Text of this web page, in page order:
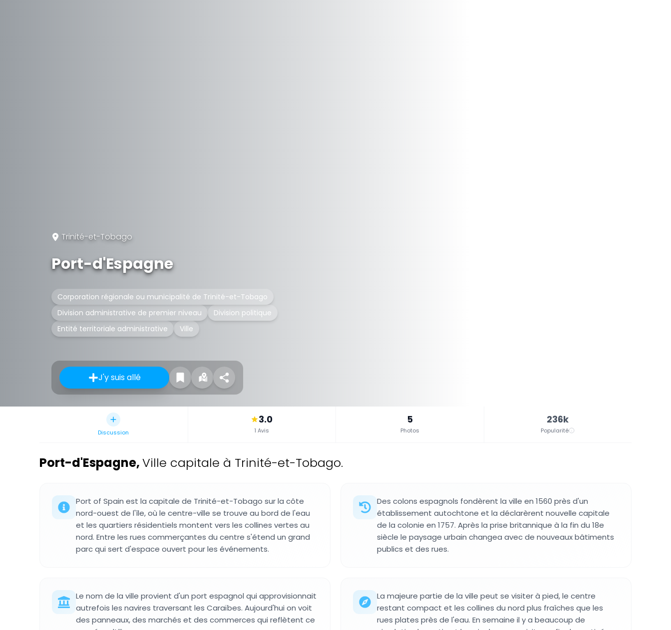
Trinité-et-Tobago
Port-d'Espagne
Corporation régionale ou municipalité de Trinité-et-Tobago
Division administrative de premier niveau
Division politique
Entité territoriale administrative
Ville
J'y suis allé
Discussion
3.0
1 Avis
5
Photos
236k
Popularité
Port-d'Espagne,Ville capitale à Trinité-et-Tobago.
Port of Spain est la capitale de Trinité-et-Tobago sur la côte
nord-ouest de l'île, où le centre-ville se trouve au bord de l'eau
et les quartiers résidentiels montent vers les collines vertes au
nord. Entre les rues commerçantes du centre s'étend un grand
parc qui sert d'espace ouvert pour les événements.
Des colons espagnols fondèrent la ville en 1560 près d'un
établissement autochtone et la déclarèrent nouvelle capitale
de la colonie en 1757. Après la prise britannique à la fin du 18e
siècle le paysage urbain changea avec de nouveaux bâtiments
publics et des rues.
Le nom de la ville provient d'un port espagnol qui approvisionnait
autrefois les navires traversant les Caraïbes. Aujourd'hui on voit
des panneaux, des marchés et des commerces qui reflètent ce
La majeure partie de la ville peut se visiter à pied, le centre
restant compact et les collines du nord plus fraîches que les
rues plates près de l'eau. En semaine il y a beaucoup de